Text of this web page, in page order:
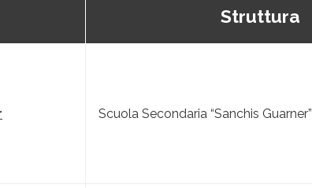
Struttura
Scuola Secondaria “Sanchis Guarner”